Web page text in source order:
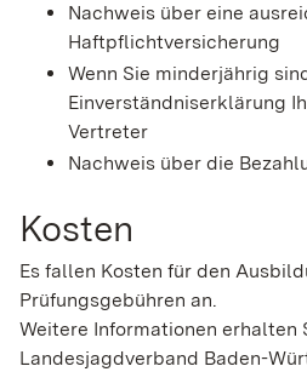
Nachweis über eine
Haftpflichtversicherung
Wenn Sie minderjährig
Einverständniserklärung
Vertreter
Nachweis über die
Kosten
Es fallen Kosten für den
Prüfungsgebühren an.
Weitere Informationen erhalten
Landesjagdverband Baden-